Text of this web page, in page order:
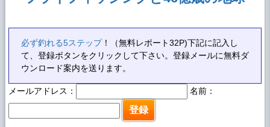
必ず釣れる5ステップ！（無料レポート32P)下記に記入し
て、登録ボタンをクリックして下さい。登録メールに無料ダ
ウンロード案内を送ります。
メールアドレス： 名前：